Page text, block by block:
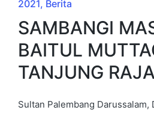
2021 Berita
SAMBANGI
BAITUL
TANJUNG RAJA
Sultan Palembang Darussalam,